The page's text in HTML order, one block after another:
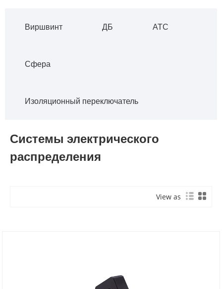
Виршвинт ДБ АТС
Сфера
Изоляционный переключатель
Системы электрического
распределения
View as